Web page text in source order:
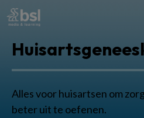
Alles voor huisartsen om
beter uit te oefenen.